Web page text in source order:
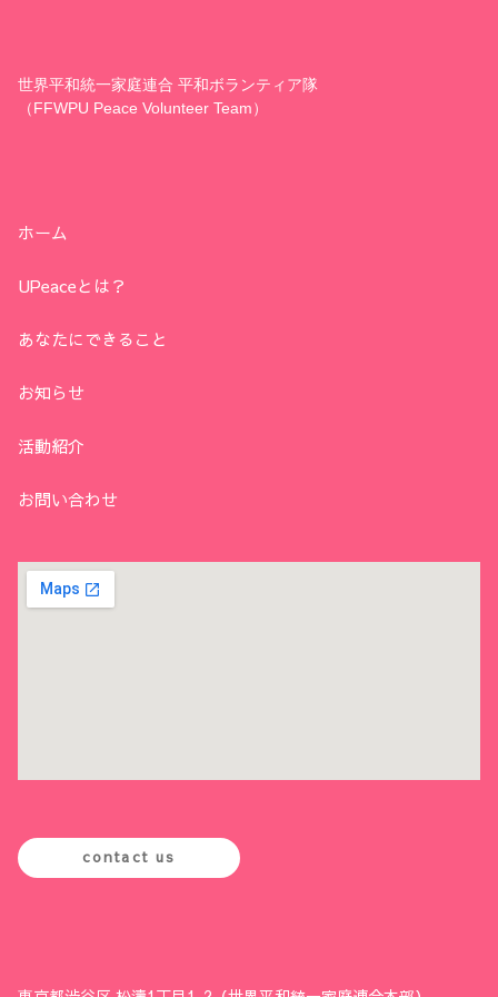
世界平和統一家庭連合 平和ボランティア隊
（FFWPU Peace Volunteer Team）
ホーム
UPeaceとは？
あなたにできること
お知らせ
活動紹介
お問い合わせ
contact us